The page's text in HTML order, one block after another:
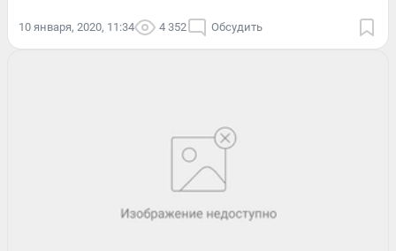
10 января, 2020, 11:34 4 352 Обсудить